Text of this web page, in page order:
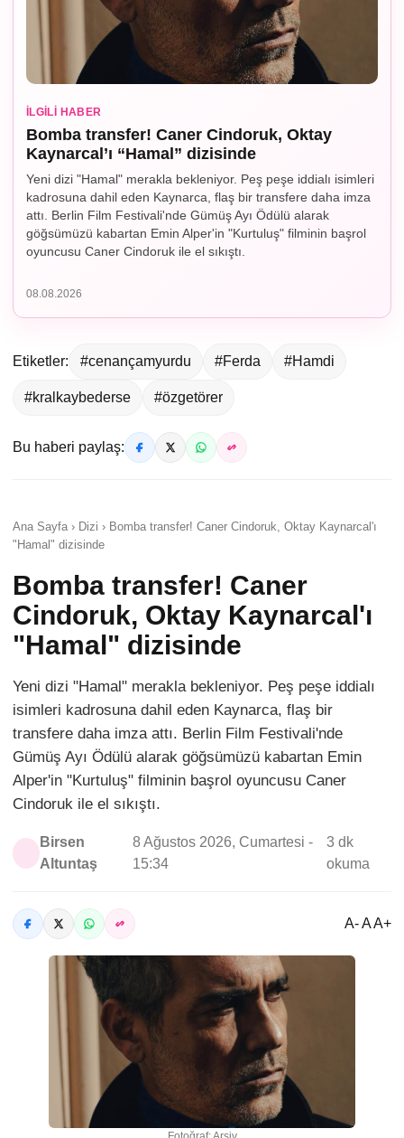
İLGILI HABER
Bomba transfer! Caner Cindoruk, Oktay
Kaynarcal’ı “Hamal” dizisinde
Yeni dizi "Hamal" merakla bekleniyor. Peş peşe iddialı isimleri
kadrosuna dahil eden Kaynarca, flaş bir transfere daha imza
attı. Berlin Film Festivali'nde Gümüş Ayı Ödülü alarak
göğsümüzü kabartan Emin Alper'in "Kurtuluş" filminin başrol
oyuncusu Caner Cindoruk ile el sıkıştı.
08.08.2026
Etiketler: #cenançamyurdu #Ferda #Hamdi
#kralkaybederse #özgetörer
Bu haberi paylaş:
Ana Sayfa › Dizi › Bomba transfer! Caner Cindoruk, Oktay Kaynarcal'ı
"Hamal" dizisinde
Bomba transfer! Caner
Cindoruk, Oktay Kaynarcal'ı
"Hamal" dizisinde
Yeni dizi "Hamal" merakla bekleniyor. Peş peşe iddialı
isimleri kadrosuna dahil eden Kaynarca, flaş bir
transfere daha imza attı. Berlin Film Festivali'nde
Gümüş Ayı Ödülü alarak göğsümüzü kabartan Emin
Alper'in "Kurtuluş" filminin başrol oyuncusu Caner
Cindoruk ile el sıkıştı.
Birsen
Altuntaş
8 Ağustos 2026, Cumartesi -
15:34
3 dk
okuma
A- A A+